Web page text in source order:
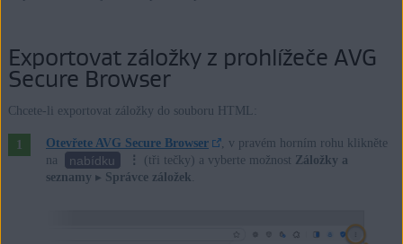
Exportovat záložky z prohlížeče AVG
Secure Browser
Chcete-li exportovat záložky do souboru HTML:
Otevřete AVG Secure Browser
, v pravém horním rohu klikněte
na
nabídku ⋮ (tři tečky) a vyberte možnost Záložky a
seznamy ▸ Správce záložek